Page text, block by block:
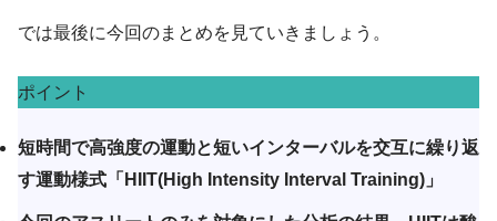
では最後に今回のまとめを見ていきましょう。
ポイント
短時間で高強度の運動と短いインターバルを交互に繰り返
す運動様式「HIIT(High Intensity Interval Training)」